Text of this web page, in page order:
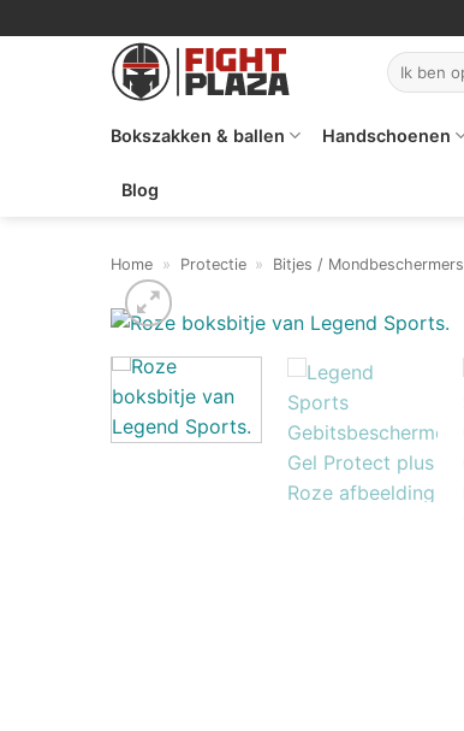
naar
Zoeken
naar:
Bokszakken & ballen Handschoenen
Blog
Home » Protectie » Bitjes / Mondbeschermers